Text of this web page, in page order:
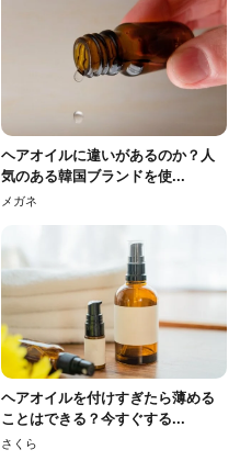
ヘアオイルに違いがあるのか？人
気のある韓国ブランドを使...
メガネ
ヘアオイルを付けすぎたら薄める
ことはできる？今すぐする...
さくら